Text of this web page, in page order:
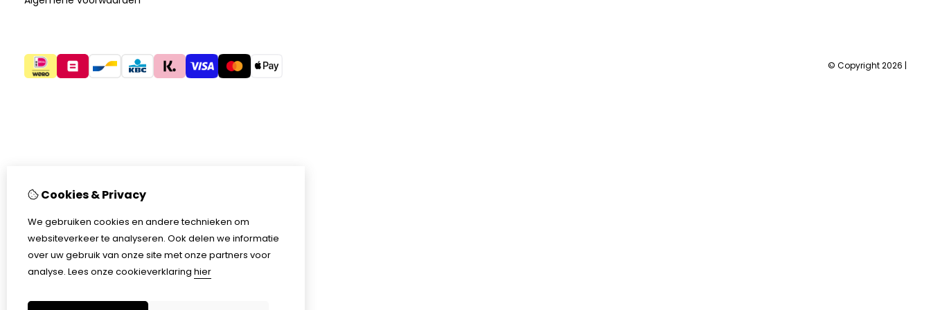
© Copyright 2026 |
Cookies & Privacy
We gebruiken cookies en andere technieken om
websiteverkeer te analyseren. Ook delen we informatie
over uw gebruik van onze site met onze partners voor
analyse. Lees onze cookieverklaring hier